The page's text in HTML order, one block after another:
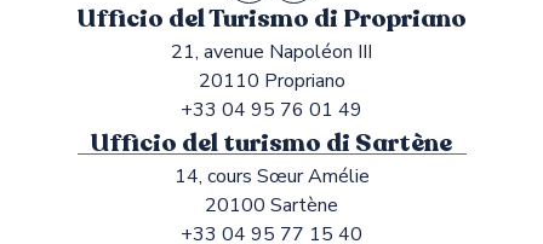
Ufficio del Turismo di Propriano
21, avenue Napoléon III
20110 Propriano
+33 04 95 76 01 49
Ufficio del turismo di Sartène
14, cours Sœur Amélie
20100 Sartène
+33 04 95 77 15 40